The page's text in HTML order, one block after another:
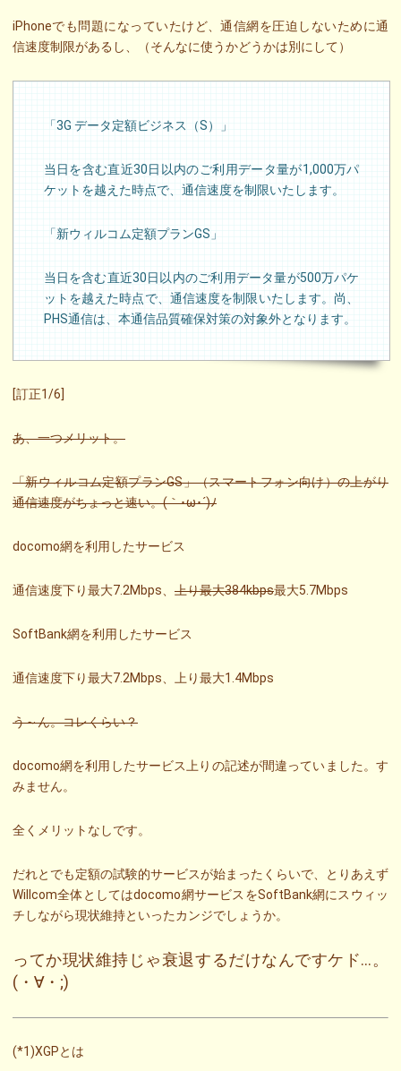
iPhoneでも問題になっていたけど、通信網を圧迫しないために通
信速度制限があるし、（そんなに使うかどうかは別にして）
「3G データ定額ビジネス（S）」
当日を含む直近30日以内のご利用データ量が1,000万パ
ケットを越えた時点で、通信速度を制限いたします。
「新ウィルコム定額プランGS」
当日を含む直近30日以内のご利用データ量が500万パケ
ットを越えた時点で、通信速度を制限いたします。尚、
PHS通信は、本通信品質確保対策の対象外となります。
[訂正1/6]
あ、一つメリット。
「新ウィルコム定額プランGS」（スマートフォン向け）の上がり
通信速度がちょっと速い。(｀･ω･´)ﾉ
docomo網を利用したサービス
通信速度下り最大7.2Mbps、 上り最大384kbps最大5.7Mbps
SoftBank網を利用したサービス
通信速度下り最大7.2Mbps、上り最大1.4Mbps
う～ん。コレくらい？
docomo網を利用したサービス上りの記述が間違っていました。す
みません。
全くメリットなしです。
だれとでも定額の試験的サービスが始まったくらいで、とりあえず
Willcom全体としてはdocomo網サービスをSoftBank網にスウィッ
チしながら現状維持といったカンジでしょうか。
ってか現状維持じゃ衰退するだけなんですケド…。
(・∀・;)
(*1)XGPとは